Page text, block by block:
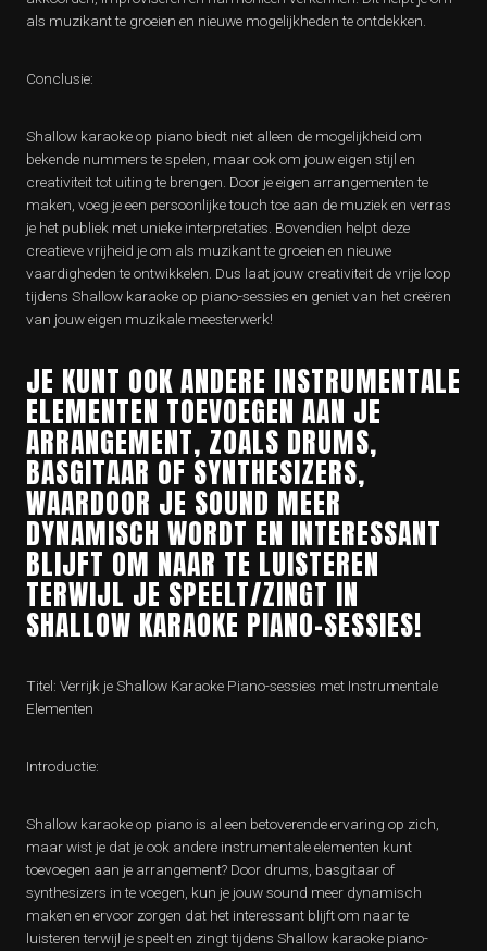
als muzikant te groeien en nieuwe mogelijkheden te ontdekken.
Conclusie:
Shallow karaoke op piano biedt niet alleen de mogelijkheid om
bekende nummers te spelen, maar ook om jouw eigen stijl en
creativiteit tot uiting te brengen. Door je eigen arrangementen te
maken, voeg je een persoonlijke touch toe aan de muziek en verras
je het publiek met unieke interpretaties. Bovendien helpt deze
creatieve vrijheid je om als muzikant te groeien en nieuwe
vaardigheden te ontwikkelen. Dus laat jouw creativiteit de vrije loop
tijdens Shallow karaoke op piano-sessies en geniet van het creëren
van jouw eigen muzikale meesterwerk!
JE KUNT OOK ANDERE INSTRUMENTALE
ELEMENTEN TOEVOEGEN AAN JE
ARRANGEMENT, ZOALS DRUMS,
BASGITAAR OF SYNTHESIZERS,
WAARDOOR JE SOUND MEER
DYNAMISCH WORDT EN INTERESSANT
BLIJFT OM NAAR TE LUISTEREN
TERWIJL JE SPEELT/ZINGT IN
SHALLOW KARAOKE PIANO-SESSIES!
Titel: Verrijk je Shallow Karaoke Piano-sessies met Instrumentale
Elementen
Introductie:
Shallow karaoke op piano is al een betoverende ervaring op zich,
maar wist je dat je ook andere instrumentale elementen kunt
toevoegen aan je arrangement? Door drums, basgitaar of
synthesizers in te voegen, kun je jouw sound meer dynamisch
maken en ervoor zorgen dat het interessant blijft om naar te
luisteren terwijl je speelt en zingt tijdens Shallow karaoke piano-